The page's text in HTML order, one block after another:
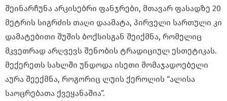
შეინარჩუნა არკისებრი ფანჯრები, მთავარ ფასადზე 20
მეტრის სიგრძის თაღი დაამატა, პირველი სართული კი
დამატებითი შუშის ბოქსისგან შეიქმნა, რომელიც
მკვეთრად არღვევს შენობის ტრადიციულ ესთეტიკას.
მექერეთს სახლში უნდოდა ისეთი მომაჯადოებელი
აურა შეექმნა, როგორიც ლუის ქეროლის “ალისა
საოცრებათა ქვეყანაშია”.